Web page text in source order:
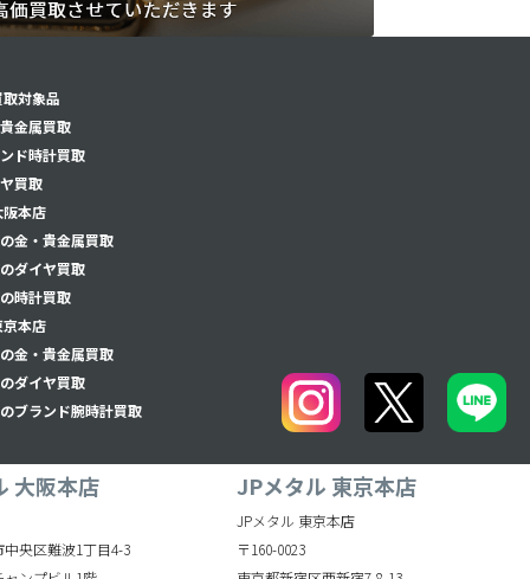
対象品
金属買取
ド時計買取
買取
本店
金・貴金属買取
ダイヤ買取
時計買取
本店
金・貴金属買取
ダイヤ買取
ブランド腕時計買取
大阪本店
央区難波1丁目4-3
JPメタル 東京本店
JPメタル 東京本店
〒160-0023